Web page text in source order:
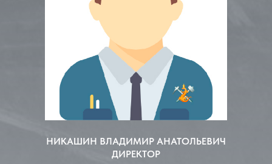
НИКАШИН ВЛАДИМИР АНАТОЛЬЕВИЧ
ДИРЕКТОР